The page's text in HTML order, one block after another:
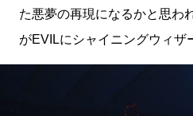
た悪夢の再現になるかと思わ
がEVILにシャイニングウィザ